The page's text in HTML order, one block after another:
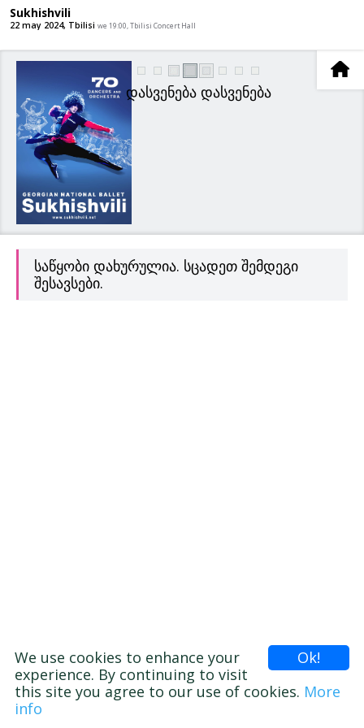
Sukhishvili
დასვენება დასვენება
დამატებულია კალათბად
საწყობი დახურულია. სცადეთ შემდეგი
შესავსები.
Ok!
We use cookies to enhance your
experience. By continuing to visit
this site you agree to our use of cookies. More
info